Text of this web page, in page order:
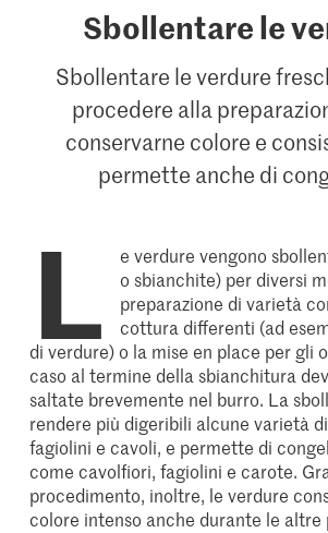
Sbollentare le
Sbollentare le verdure
procedere alla
conservarne colore e
permette anche di
L
e verdure vengono
o sbianchite) per diversi
preparazione di varietà
cottura differenti (ad
di verdure) o la mise en place per gli
caso al termine della sbianchitura
saltate brevemente nel burro. La
rendere più digeribili alcune varietà
fagiolini e cavoli, e permette di
come cavolfiori, fagiolini e carote.
procedimento, inoltre, le verdure
colore intenso anche durante le altre